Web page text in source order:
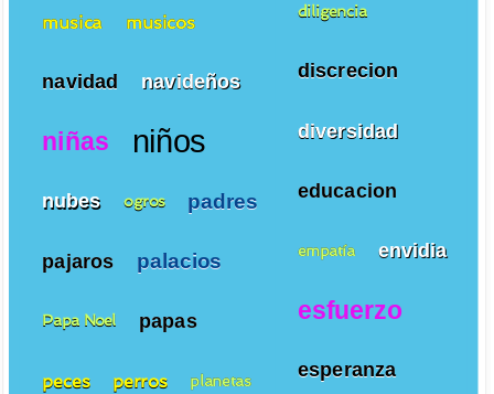
diligencia
discrecion
diversidad
educacion
empatía envidia
esfuerzo
esperanza
musica musicos
navidad navideños
niñas niños
nubes ogros padres
pajaros palacios
Papa Noel papas
peces perros planetas